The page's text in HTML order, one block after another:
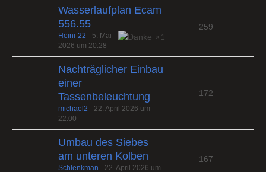
Wasserlaufplan Ecam
556.55
1
Heini-22 - 5. Mai
2026 um 20:28
259
Nachträglicher Einbau
einer
Tassenbeleuchtung
michael2 - 22. April 2026 um
22:00
172
Umbau des Siebes
am unteren Kolben
Schlenkman - 22. April 2026 um
167